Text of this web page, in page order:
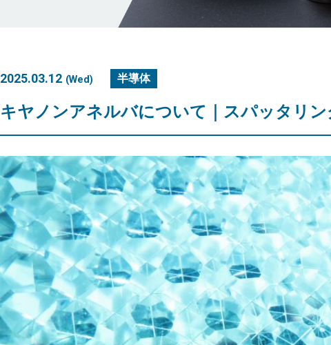
2025.03.12 (Wed) 半導体
キヤノンアネルバについて｜スパッタリ